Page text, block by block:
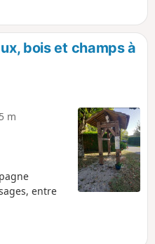
bois et champs à
m
entre